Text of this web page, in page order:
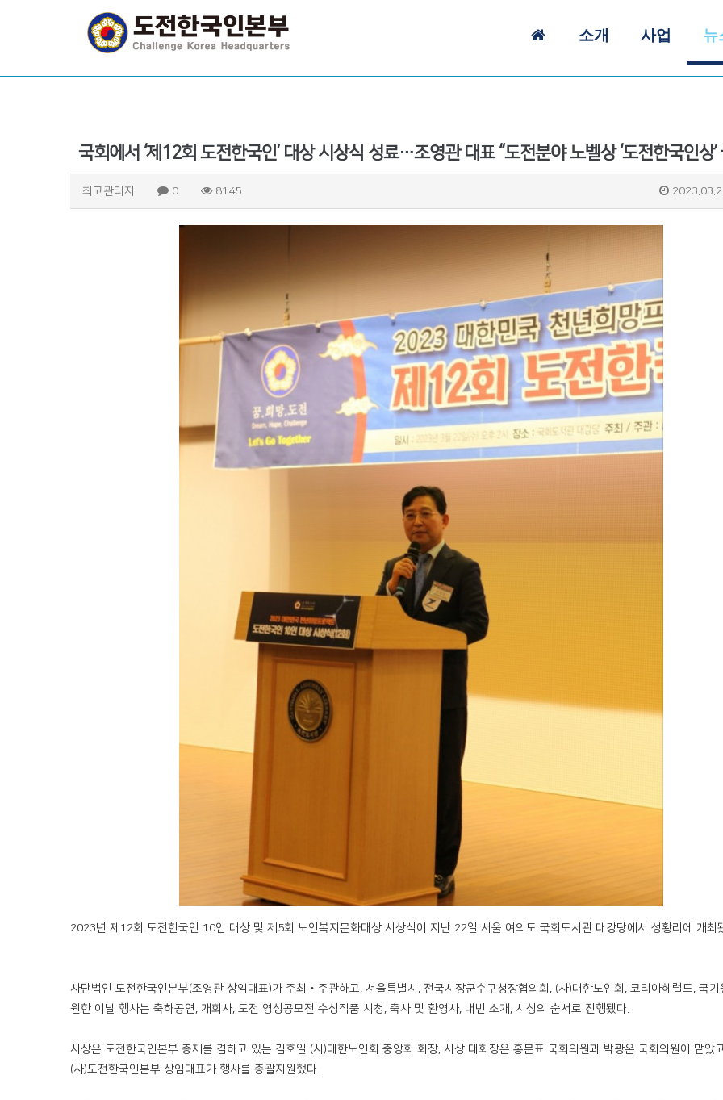
소개 사업 뉴
최고관리자 0 8145
2023년 제12회 도전한국인 10인 대상 및 제5회 노인복지문화대상 시상식이 지난 22일 서울 여의도 국회도서관 대강당에서 성황리에 개최
사단법인 도전한국인본부(조영관 상임대표)가 주최‧주관하고, 서울특별시, 전국시장군수구청장협의회, (사)대한노인회, 코리아헤럴드, 국기
원한 이날 행사는 축하공연, 개회사, 도전 영상공모전 수상작품 시청, 축사 및 환영사, 내빈 소개, 시상의 순서로 진행됐다.
시상은 도전한국인본부 총재를 겸하고 있는 김호일 (사)대한노인회 중앙회 회장, 시상 대회장은 홍문표 국회의원과 박광온 국회의원이 맡았
(사)도전한국인본부 상임대표가 행사를 총괄지원했다.